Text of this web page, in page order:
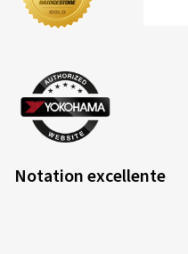
Notation excellente